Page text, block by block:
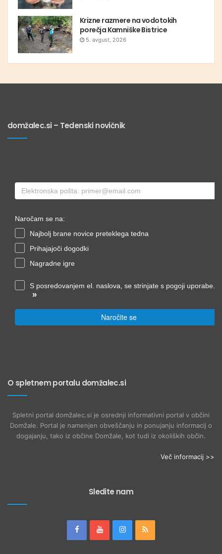
Krizne razmere na vodotokih
porečja Kamniške Bistrice
5. avgust, 2026
domžalec.si – Tedenski novičnik
Naročam se na:
Najbolj brane novice preteklega tedna
Prihajajoči dogodki
Nagradne igre
S posredovanjem el. naslova, se strinjate s pogoji uporabe.
»
Naročite se
O spletnem portalu domžalec.si
Spletni portal domžalec.si je osrednji informativni portal v občini
Domžale. Portal je namenjen obveščanju in ponujanju informacij o
dogajanju, tako iz občine Domžale, kot tudi iz okoliških občin.
Več informacij >>
Sledite nam